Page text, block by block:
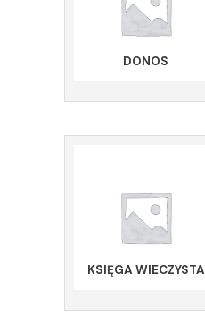
DONOS
KSIĘGA WIECZYSTA